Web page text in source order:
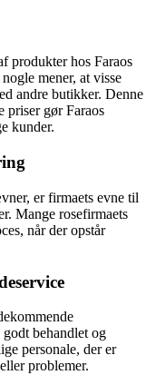
produkter hos Faraos
mener, at visse
andre butikker. Denne
priser gør Faraos
kunder.
er firmaets evne til
Mange rosefirmaets
når der opstår
behandlet og
personale, der er
problemer.